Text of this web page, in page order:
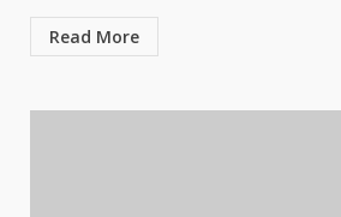
Read More